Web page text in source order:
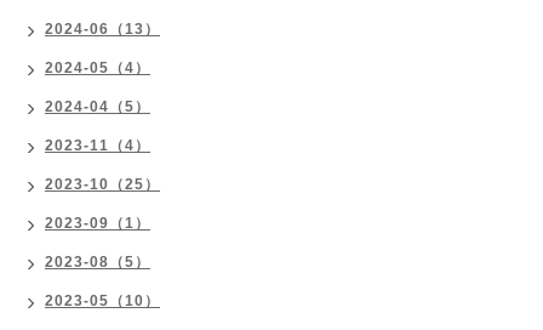
2024-06（13）
2024-05（4）
2024-04（5）
2023-11（4）
2023-10（25）
2023-09（1）
2023-08（5）
2023-05（10）